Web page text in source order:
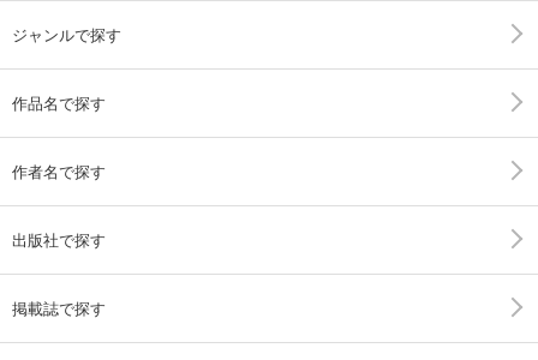
ジャンルで探す
作品名で探す
作者名で探す
出版社で探す
掲載誌で探す